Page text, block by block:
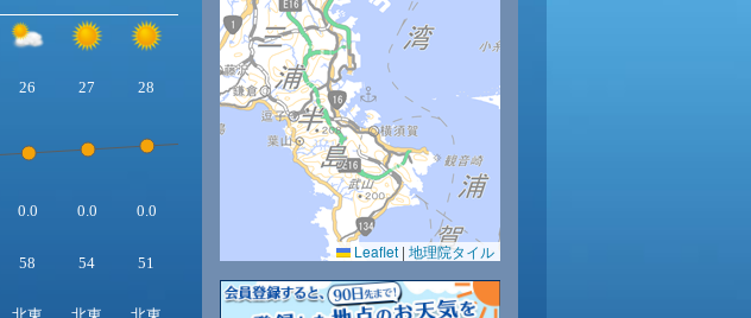
26 27 28 30 31 30
0.0 0.0 0.0 0.0 0.0 0.0
58 54 51 46 48 50 52 55
Leaflet | 地理院タイル